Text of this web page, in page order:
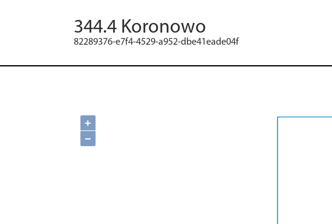
344.4 Koronowo
82289376-e7f4-4529-a952-dbe41eade04f
+
−